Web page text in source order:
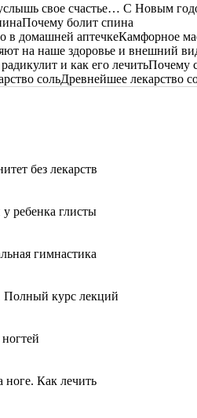
Почему болит спина
Камфорное
Почему
Древнейшее лекарство
без лекарств
у ребенка глисты
гимнастика
Полный курс лекций
Как лечить